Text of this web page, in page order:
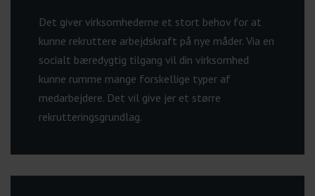
Det giver virksomhederne et stort behov for at
kunne rekruttere arbejdskraft på nye måder. Via en
socialt bæredygtig tilgang vil din virksomhed
kunne rumme mange forskellige typer af
medarbejdere. Det vil give jer et større
rekrutteringsgrundlag.